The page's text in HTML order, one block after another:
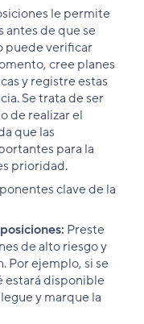
le permite
antes de que se
puede verificar
cree planes
y registre estas
Se trata de ser
de realizar el
que las
para la
prioridad.
clave de la
Preste
de alto riesgo y
Por ejemplo, si se
estará disponible
y marque la